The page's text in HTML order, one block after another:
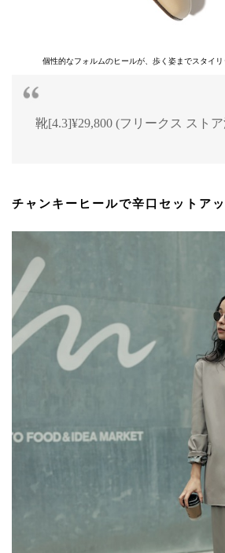
個性的なフォルムのヒールが、歩く姿までスタイリ
靴[4.3]¥29,800 (フリークス スト
チャンキーヒールで辛口セットア